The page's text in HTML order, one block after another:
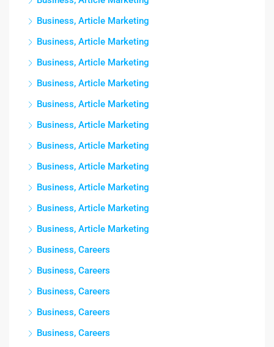
Business, Article Marketing
Business, Article Marketing
Business, Article Marketing
Business, Article Marketing
Business, Article Marketing
Business, Article Marketing
Business, Article Marketing
Business, Article Marketing
Business, Article Marketing
Business, Article Marketing
Business, Article Marketing
Business, Careers
Business, Careers
Business, Careers
Business, Careers
Business, Careers